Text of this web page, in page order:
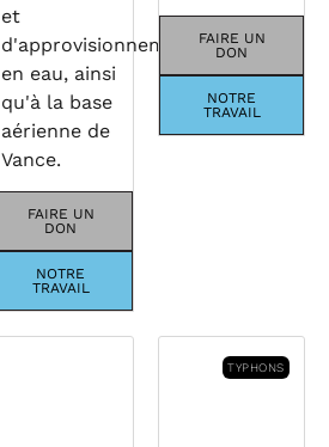
et
d'approvisionnement
en eau, ainsi
qu'à la base
aérienne de
Vance.
FAIRE UN
DON
NOTRE
TRAVAIL
FAIRE UN
DON
NOTRE
TRAVAIL
TYPHONS